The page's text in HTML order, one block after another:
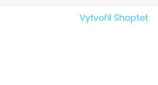
Vytvořil Shoptet